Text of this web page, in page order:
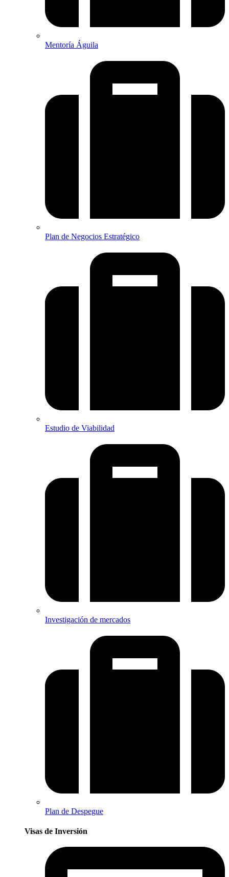
Mentoría Águila
Plan de Negocios Estratégico
Estudio de Viabilidad
Investigación de mercados
Plan de Despegue
Visas de Inversión